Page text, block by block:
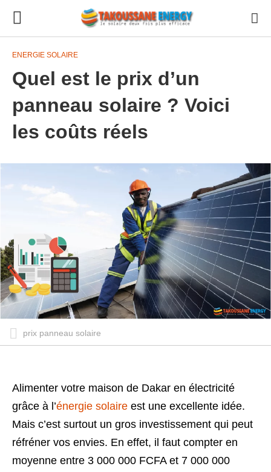
ENERGIE SOLAIRE
Quel est le prix d’un
panneau solaire ? Voici
les coûts réels
prix panneau solaire
Alimenter votre maison de Dakar en électricité
grâce à l’énergie solaire est une excellente idée.
Mais c’est surtout un gros investissement qui peut
réfréner vos envies. En effet, il faut compter en
moyenne entre 3 000 000 FCFA et 7 000 000